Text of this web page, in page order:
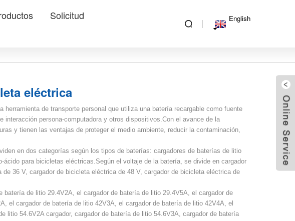
Solicitud
English
eléctrica
de transporte personal que utiliza una batería recargable como fuente
interacción persona-computadora y otros dispositivos.Con el avance de la
y tienen las ventajas de proteger el medio ambiente, reducir la contaminación,
en dos categorías según los tipos de baterías: cargadores de baterías de litio
para bicicletas eléctricas.Según el voltaje de la batería, se divide en cargador
36 V, cargador de bicicleta eléctrica de 48 V, cargador de bicicleta eléctrica de
de litio 29.4V2A, el cargador de batería de litio 29.4V5A, el cargador de
el cargador de batería de litio 42V3A, el cargador de batería de litio 42V4A, el
litio 54.6V2A cargador, cargador de batería de litio 54.6V3A, cargador de batería